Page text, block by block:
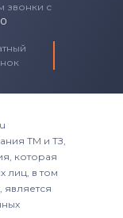
звонки с
ТМ и ТЗ,
которая
лиц, в том
является